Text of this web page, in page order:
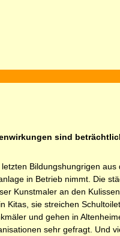
sind
Bildungshungrigen
in Betrieb nimmt. Die
Kunstmaler an den
Kitas, sie streichen
und gehen in
sehr gefragt. Und